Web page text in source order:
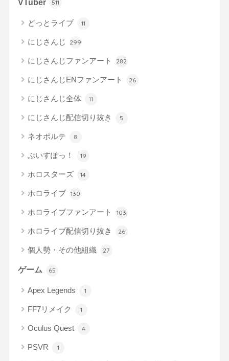
VTuber 511
どっとライブ 11
にじさんじ 299
にじさんじファンアート 282
にじさんじENファンアート 26
にじさんじ全体 11
にじさんじ配信切り抜き 5
ネオポルテ 8
ぶいすぽっ！ 19
ホロスターズ 14
ホロライブ 130
ホロライブファンアート 103
ホロライブ配信切り抜き 26
個人勢・その他組織 27
ゲーム 65
Apex Legends 1
FF7リメイク 1
Oculus Quest 4
PSVR 1